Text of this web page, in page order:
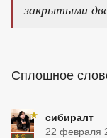
закрытыми
Сплошное
сибиралт
22 февраля